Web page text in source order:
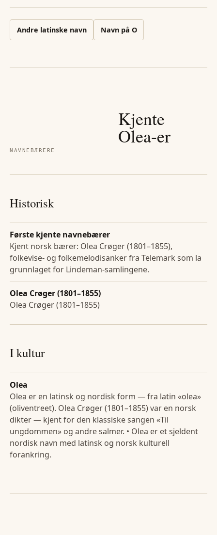
Andre latinske navn Navn på O
NAVNEBÆRERE
Kjente
Olea-er
Historisk
Første kjente navnebærer
Kjent norsk bærer: Olea Crøger (1801–1855),
folkevise- og folkemelodisanker fra Telemark som la
grunnlaget for Lindeman-samlingene.
Olea Crøger (1801–1855)
Olea Crøger (1801–1855)
I kultur
Olea
Olea er en latinsk og nordisk form — fra latin «olea»
(oliventreet). Olea Crøger (1801–1855) var en norsk
dikter — kjent for den klassiske sangen «Til
ungdommen» og andre salmer. • Olea er et sjeldent
nordisk navn med latinsk og norsk kulturell
forankring.